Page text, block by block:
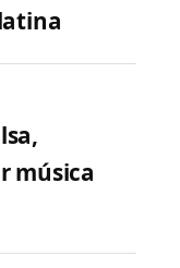
música